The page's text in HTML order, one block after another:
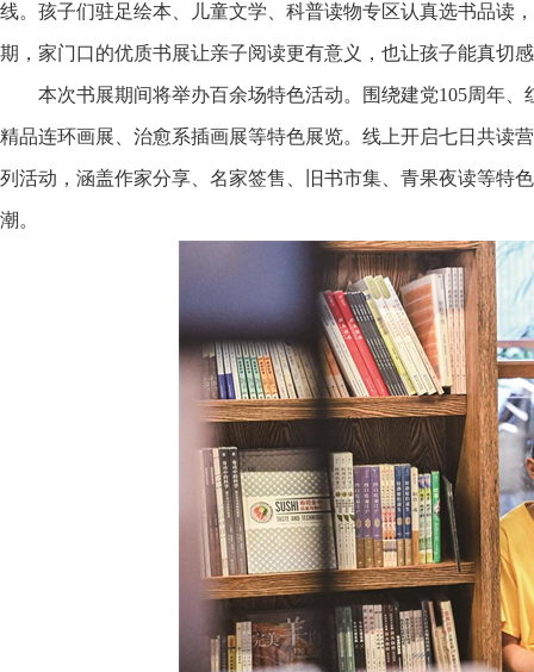
线。孩子们驻足绘本、儿童文学、科普读物专区认真选书品读
期，家门口的优质书展让亲子阅读更有意义，也让孩子能真切
本次书展期间将举办百余场特色活动。围绕建党105周年
精品连环画展、治愈系插画展等特色展览。线上开启七日共读
列活动，涵盖作家分享、名家签售、旧书市集、青果夜读等特
潮。